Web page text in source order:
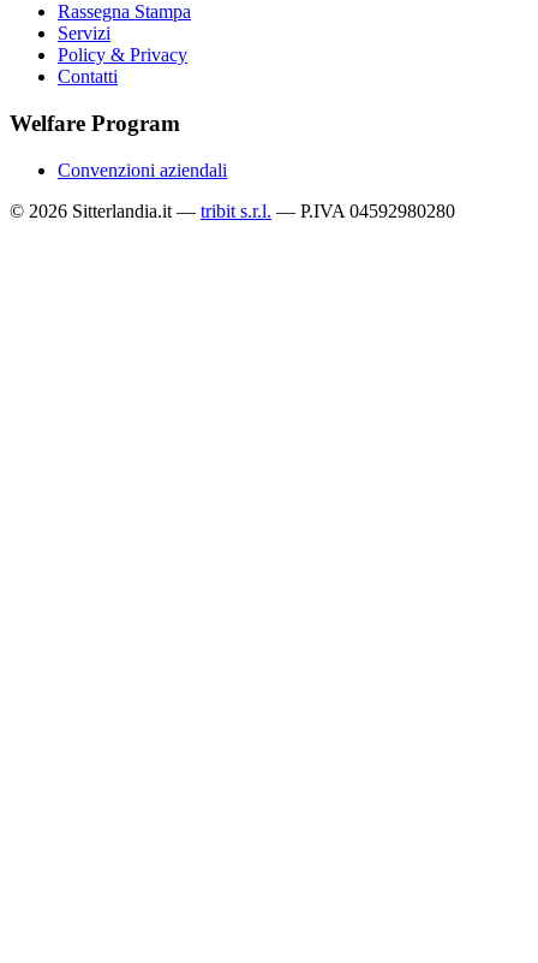
Rassegna Stampa
Servizi
Policy & Privacy
Contatti
Welfare Program
Convenzioni aziendali
© 2026 Sitterlandia.it — tribit s.r.l. — P.IVA 04592980280